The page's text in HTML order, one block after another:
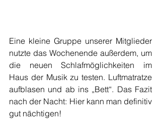
Eine kleine Gruppe unserer Mitglieder
nutzte das Wochenende außerdem, um
die neuen Schlafmöglichkeiten im
Haus der Musik zu testen. Luftmatratze
aufblasen und ab ins „Bett“. Das Fazit
nach der Nacht: Hier kann man definitiv
gut nächtigen!